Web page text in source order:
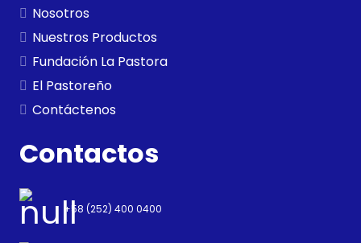
Nosotros
Nuestros Productos
Fundación La Pastora
El Pastoreño
Contáctenos
Contactos
+58 (252) 400 0400